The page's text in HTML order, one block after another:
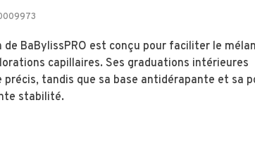
de BaBylissPRO est conçu pour faciliter le
capillaires. Ses graduations intérieures
précis, tandis que sa base antidérapante et sa
stabilité.